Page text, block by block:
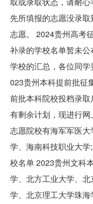
先所填报的志愿没录
志愿。 2024贵州高考
补录的学校名单暂未
学校的汇总，各位同
023贵州本科提前批征
前批本科院校投档录
有剩余计划，现进行
志愿院校有海军军医
学、海南科技职业大
校名单 2023贵州文科
学、北方工业大学、
学、北京理工大学珠